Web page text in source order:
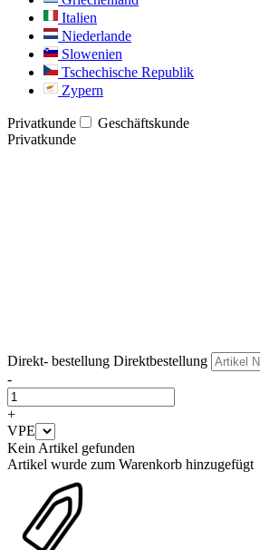
Italien
Niederlande
Slowenien
Tschechische Republik
Zypern
Privatkunde
Geschäftskunde
Privatkunde
Direkt- bestellung Direktbestellung
-
+
VPE
Kein Artikel gefunden
Artikel wurde zum Warenkorb hinzugefügt